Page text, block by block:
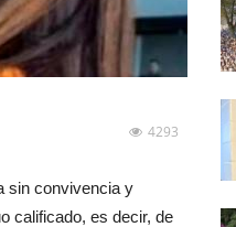
4293
sin convivencia y
calificado, es decir, de